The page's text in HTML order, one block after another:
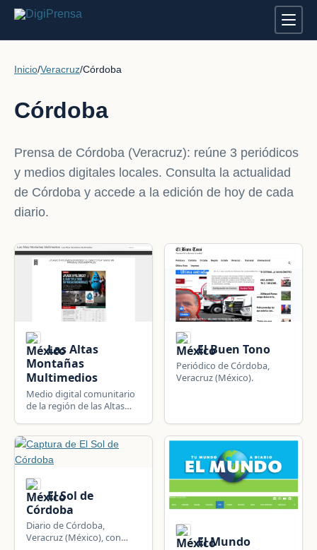
Inicio/Veracruz/Córdoba
Córdoba
Prensa de Córdoba (Veracruz): reúne 3 periódicos
y medios digitales locales. Consulta la actualidad
de Córdoba y accede a la edición de hoy de cada
diario.
Las Altas
Montañas
Multimedios
Medio digital comunitario
de la región de las Altas
Orizaba, Río Blanco e
Ixtaczoquitlán.
El Buen Tono
Periódico de Córdoba,
Veracruz (México).
El Sol de
Córdoba
Diario de Córdoba,
Veracruz (México), con
El Mundo